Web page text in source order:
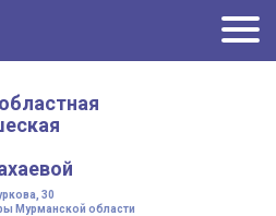
30
Мурманской области